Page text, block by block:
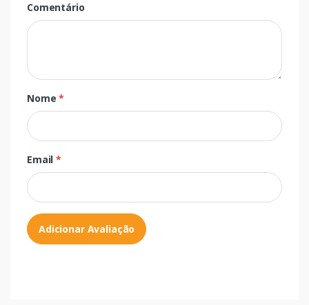
Comentário
Nome*
Email*
Adicionar Avaliação